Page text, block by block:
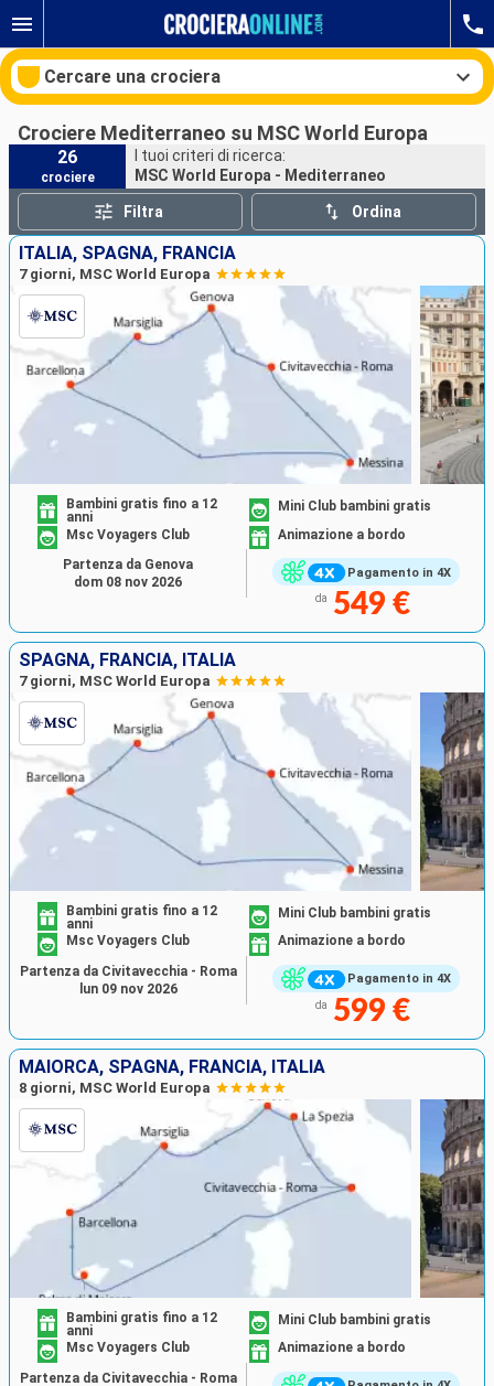
Cercare una crociera
Le nostre destinazioni
Mesi di partenza
Porti Compagnie
Ricerca
Crociere Mediterraneo su MSC World Europa
26
crociere
I tuoi criteri di ricerca:
MSC World Europa - Mediterraneo
Filtra Ordina
ITALIA, SPAGNA, FRANCIA
7 giorni, MSC World Europa
Pagamento in 4X
Bambini gratis fino a 12
anni
Mini Club bambini gratis
Msc Voyagers Club
Animazione a bordo
da 549 €
Partenza da Genova
dom 08 nov 2026
SPAGNA, FRANCIA, ITALIA
7 giorni, MSC World Europa
Pagamento in 4X
Bambini gratis fino a 12
anni
Mini Club bambini gratis
Msc Voyagers Club
Animazione a bordo
da 599 €
Partenza da Civitavecchia - Roma
lun 09 nov 2026
MAIORCA, SPAGNA, FRANCIA, ITALIA
8 giorni, MSC World Europa
Bambini gratis fino a 12
anni
Mini Club bambini gratis
Msc Voyagers Club
Animazione a bordo
Partenza da Civitavecchia - Roma